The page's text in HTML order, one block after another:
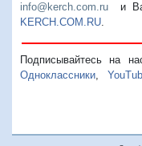
info@kerch.com.ru и
KERCH.COM.RU.
Подписывайтесь на
Одноклассники,